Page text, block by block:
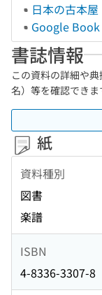
日本の古本屋
Google
書誌情報
この資料の詳細や
名）等を確認できま
紙
資料種別
図書
楽譜
ISBN
4-8336-3307-8